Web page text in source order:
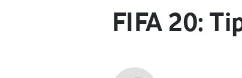
FIFA 20: